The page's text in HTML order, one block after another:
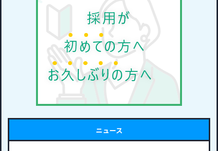
ニュース